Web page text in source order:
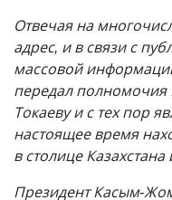
Отвечая на
адрес, и в связи с
массовой
передал
Токаеву и с тех пор
настоящее время
в столице
Президент Касым-